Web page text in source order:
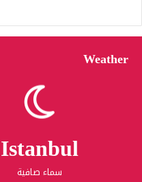
Weather
Istanbul
سماء صافية